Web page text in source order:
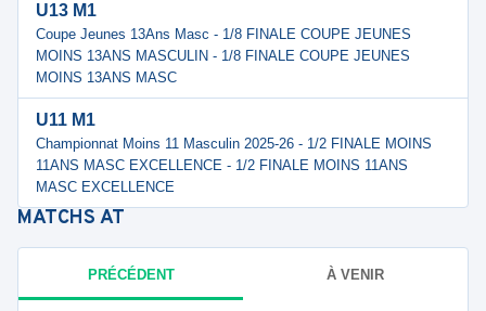
U13 M1
Coupe Jeunes 13Ans Masc - 1/8 FINALE COUPE JEUNES
MOINS 13ANS MASCULIN - 1/8 FINALE COUPE JEUNES
MOINS 13ANS MASC
U11 M1
Championnat Moins 11 Masculin 2025-26 - 1/2 FINALE MOINS
11ANS MASC EXCELLENCE - 1/2 FINALE MOINS 11ANS
MASC EXCELLENCE
MATCHS AT
PRÉCÉDENT À VENIR